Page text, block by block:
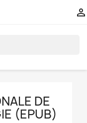

DE
(EPUB)